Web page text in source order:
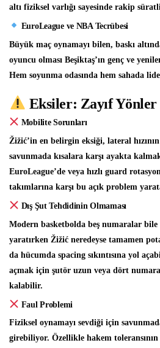
altı fiziksel varlığı sayesinde rakip
EuroLeague ve NBA Tecrübesi
Büyük maç oynamayı bilen, baskı
oyuncu olması Beşiktaş’ın genç ve
Hem soyunma odasında hem sahada
Eksiler: Zayıf Yönler
Mobilite Sorunları
Žižić’in en belirgin eksiği, lateral
savunmada kısalara karşı ayakta
EuroLeague’de veya hızlı guard
takımlarına karşı bu açık problem
Dış Şut Tehdidinin Olmaması
Modern basketbolda beş numaralar
yaratırken Žižić neredeyse tamamen
da hücumda spacing sıkıntısına yol
açmak için şutör uzun veya dört
kalabilir.
Faul Problemi
Fiziksel oynamayı sevdiği için
girebiliyor. Özellikle hakem